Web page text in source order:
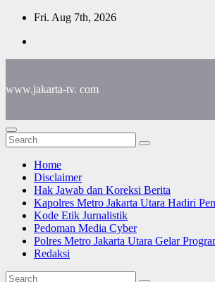
Skip
content
Fri. Aug 7th, 2026
www.jakarta-tv. com
Home
Disclaimer
Hak Jawab dan Koreksi Berita
Kapolres Metro Jakarta Utara Hadiri
Kode Etik Jurnalistik
Pedoman Media Cyber
Polres Metro Jakarta Utara Gelar
Redaksi